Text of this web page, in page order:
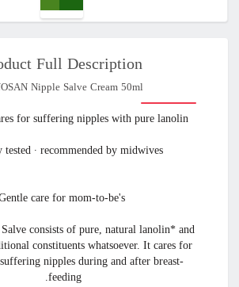
when
Full Description
Nipple Salve Cream 50ml
for suffering nipples with pure lanolin
∙ recommended by midwives
care for mom-to-be's
consists of pure, natural lanolin* and
constituents whatsoever. It cares for
nipples during and after breast-
feeding.